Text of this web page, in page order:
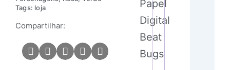
Tags: loja
Compartilhar:
Papel
Digital
Beat
Bugs